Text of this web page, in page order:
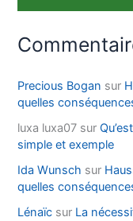
Precious Bogan sur
quelles
luxa luxa07 sur
simple et exemple
Ida Wunsch sur
quelles
Lénaïc sur La